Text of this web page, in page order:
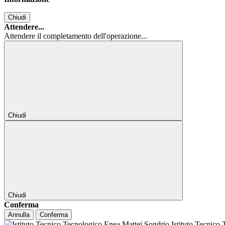
Chiudi
Attendere...
Attendere il completamento dell'operazione...
Chiudi
Chiudi
Conferma
Annulla Conferma